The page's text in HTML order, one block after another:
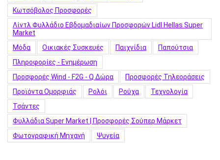
Κωτσόβολος Προσφορές
Λίντλ Φυλλάδιο Εβδομαδιαίων Προσφορών Lidl Hellas Super
Market
Μόδα
Οικιακές Συσκευές Παιχνίδια
Παπούτσια
Πληροφορίες - Ενημέρωση
Προσφορές Wind - F2G - Q Δώρα
Προσφορές Τηλεοράσεις
Προϊόντα Ομορφιάς
Ρολόι Ρούχα
Τεχνολογία
Τσάντες
Φυλλάδια Super Market | Προσφορές Σούπερ Μάρκετ
Φωτογραφική Μηχανή
Ψυγεία